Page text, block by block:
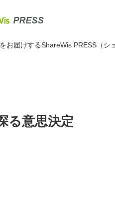
お届けするShareWis PRESS（シ
る意思決定